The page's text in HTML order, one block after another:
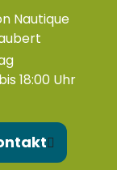
Nautique
18:00 Uhr